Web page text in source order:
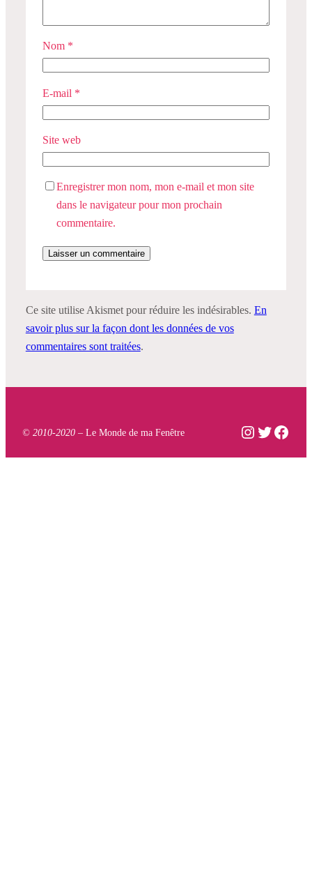
Nom *
E-mail *
Site web
Enregistrer mon nom, mon e-mail et mon site
dans le navigateur pour mon prochain
commentaire.
Ce site utilise Akismet pour réduire les indésirables. En
savoir plus sur la façon dont les données de vos
commentaires sont traitées.
© 2010-2020 – Le Monde de ma Fenêtre Instagram
Twitter